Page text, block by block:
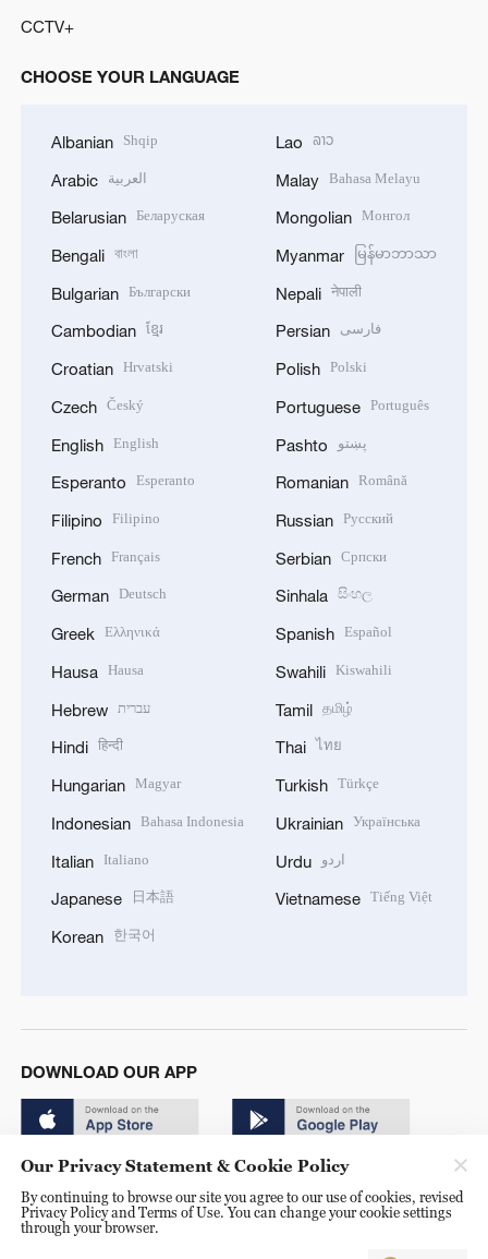
CCTV+
CHOOSE YOUR LANGUAGE
Albanian Shqip
Arabic العربية
Belarusian Беларуская
Bengali বাংলা
Bulgarian Български
Cambodian ខ្មែរ
Croatian Hrvatski
Czech Český
English English
Esperanto Esperanto
Filipino Filipino
French Français
German Deutsch
Greek Ελληνικά
Hausa Hausa
Hebrew עברית
Hindi हिन्दी
Hungarian Magyar
Indonesian Bahasa Indonesia
Italian Italiano
Japanese 日本語
Korean 한국어
Lao ລາວ
Malay Bahasa Melayu
Mongolian Монгол
Myanmar မြန်မာဘာသာ
Nepali नेपाली
Persian فارسی
Polish Polski
Portuguese Português
Pashto پښتو
Romanian Română
Russian Русский
Serbian Српски
Sinhala සිංහල
Spanish Español
Swahili Kiswahili
Tamil தமிழ்
Thai ไทย
Turkish Türkçe
Ukrainian Українська
Urdu اردو
Vietnamese Tiếng Việt
DOWNLOAD OUR APP
© China Radio International.CRI. All Rights Reserved. 16A
Our Privacy Statement & Cookie Policy
By continuing to browse our site you agree to our use of cookies, revised
Privacy Policy and Terms of Use. You can change your cookie settings
through your browser.